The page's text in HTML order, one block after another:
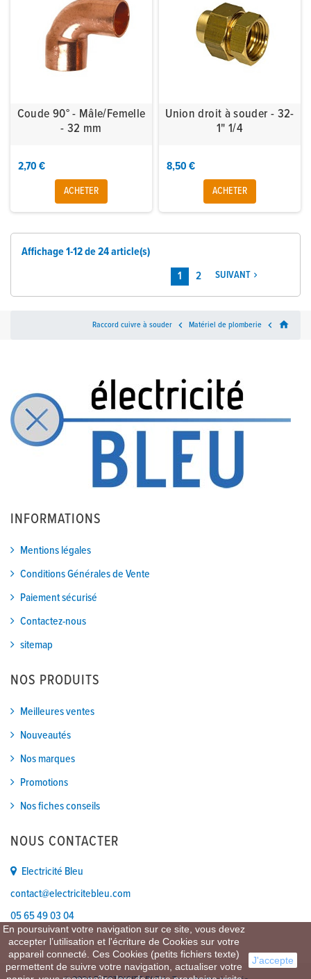
Coude 90° - Mâle/Femelle
- 32 mm
2,70 €
ACHETER
Union droit à souder - 32-
1" 1/4
8,50 €
ACHETER
Affichage 1-12 de 24 article(s)
1
2 SUIVANT 
home

Matériel de plomberie

Raccord cuivre à souder
INFORMATIONS
Mentions légales
Conditions Générales de Vente
Paiement sécurisé
Contactez-nous
sitemap
NOS PRODUITS
Meilleures ventes
Nouveautés
Nos marques
Promotions
Nos fiches conseils
NOUS CONTACTER
Electricité Bleu
contact@electricitebleu.com
05 65 49 03 04
En poursuivant votre navigation sur ce site, vous devez
accepter l’utilisation et l'écriture de Cookies sur votre
appareil connecté. Ces Cookies (petits fichiers texte)
permettent de suivre votre navigation, actualiser votre
J'accepte